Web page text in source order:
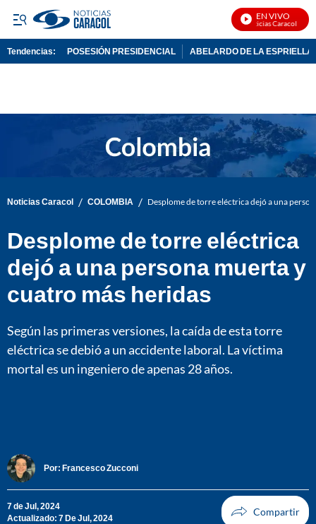
EN VIVO
Noticias Caracol En
Tendencias: POSESIÓN PRESIDENCIAL ABELARDO DE LA ESPRIELLA
Noticias Caracol / COLOMBIA / Desplome de torre eléctrica dejó a una
Desplome de torre eléctrica
dejó a una persona muerta y
cuatro más heridas
Según las primeras versiones, la caída de esta torre
eléctrica se debió a un accidente laboral. La víctima
mortal es un ingeniero de apenas 28 años.
Por: Francesco Zucconi
7 de Jul, 2024
Actualizado: 7 De Jul, 2024